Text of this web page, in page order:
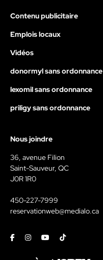
Contenu publicitaire
Emplois locaux
Vidéos
donormyl sans ordonnance
lexomil sans ordonnance
priligy sans ordonnance
Nous joindre
36, avenue Filion
Saint-Sauveur, QC
J0R 1R0
450-227-7999
reservationweb@medialo.ca
FacebookInstagramYoutubeTiktok